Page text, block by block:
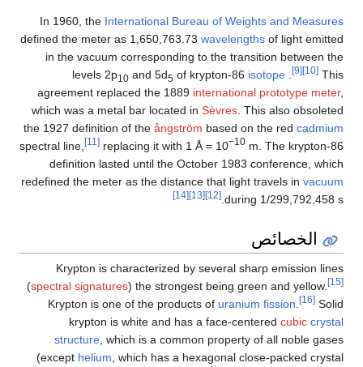
In 1960, the International Bureau of Weights and Measures
defined the meter as 1,650,763.73 wavelengths of light emitted
in the vacuum corresponding to the transition between the
levels 2p10 and 5d5 of krypton-86 isotope . [9] [10] This
agreement replaced the 1889 international prototype meter,
which was a metal bar located in Sèvres. This also obsoleted
the 1927 definition of the ångström based on the red cadmium
spectral line,
[11] replacing it with 1 Å = 10−10 m. The krypton-86
definition lasted until the October 1983 conference, which
redefined the meter as the distance that light travels in vacuum
during 1/299,792,458 s.
[12]
[13]
[14]
الخصائص
Krypton is characterized by several sharp emission lines
(spectral signatures) the strongest being green and yellow. [15]
Krypton is one of the products of uranium fission [16] Solid
krypton is white and has a face-centered cubic crystal
structure , which is a common property of all noble gases
(except helium , which has a hexagonal close-packed crystal